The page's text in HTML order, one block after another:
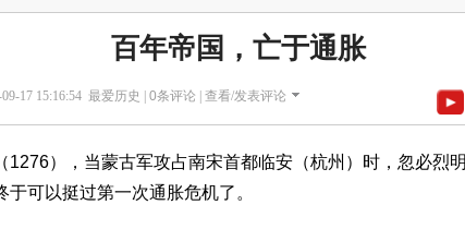
百年帝国，亡于通胀
17 15:16:54 最爱历史 | 0条评论 | 查看/发表评论
1276），当蒙古军攻占南宋首都临安（杭州）时，忽必烈
于可以挺过第一次通胀危机了。